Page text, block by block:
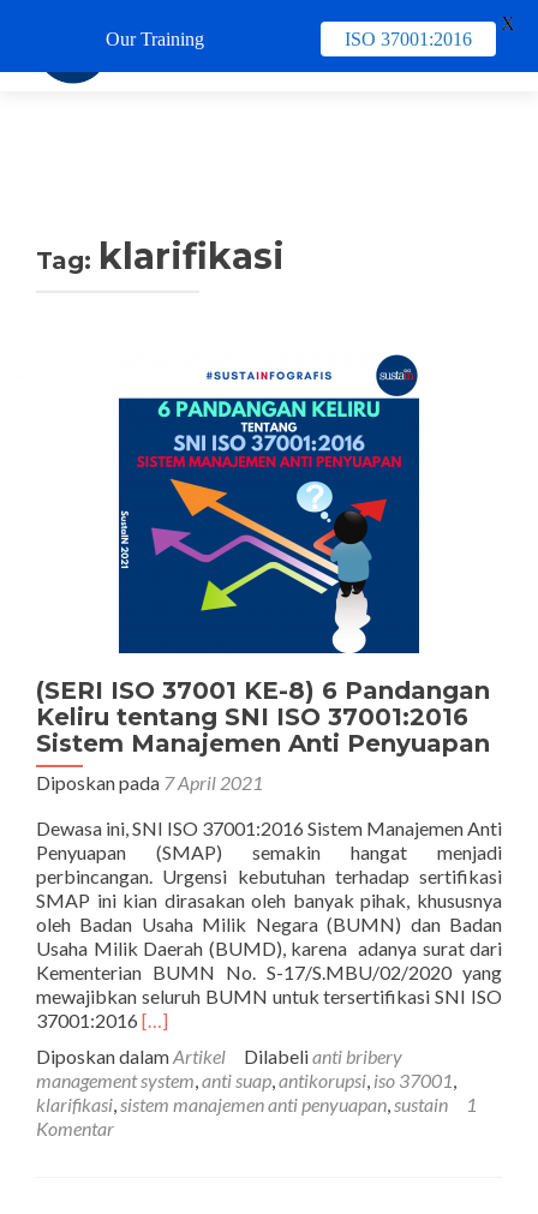
Tag: klarifikasi
(SERI ISO 37001 KE-8) 6 Pandangan
Keliru tentang SNI ISO 37001:2016
Sistem Manajemen Anti Penyuapan
Diposkan pada 7 April 2021
Dewasa ini, SNI ISO 37001:2016 Sistem Manajemen Anti
Penyuapan (SMAP) semakin hangat menjadi
perbincangan. Urgensi kebutuhan terhadap sertifikasi
SMAP ini kian dirasakan oleh banyak pihak, khususnya
oleh Badan Usaha Milik Negara (BUMN) dan Badan
Usaha Milik Daerah (BUMD), karena adanya surat dari
Kementerian BUMN No. S-17/S.MBU/02/2020 yang
mewajibkan seluruh BUMN untuk tersertifikasi SNI ISO
37001:2016 Selengkapnya
ISO
37001
KE-
[…]
Diposkan dalamArtikel Dilabelianti bribery
management system,anti suap,antikorupsi, iso 37001,
klarifikasi,sistem manajemen anti penyuapan,sustain
1
Komentar
Our Training ISO 37001:2016
X